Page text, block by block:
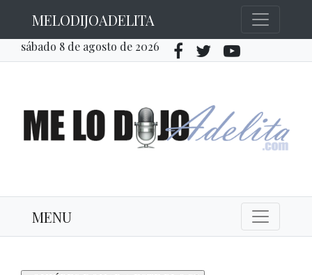
MELODIJOADELITA
sábado 8 de agosto de 2026
MENU